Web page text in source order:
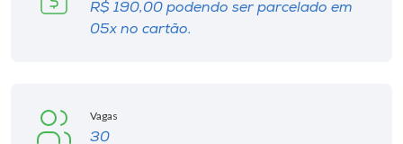
R$ 190,00 podendo ser parcelado em
05x no cartão.
Vagas
30